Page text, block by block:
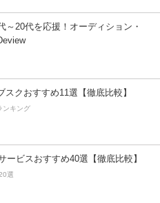
～20代を応援！オーディション・
スクおすすめ11選【徹底比較】
ンキング
ービスおすすめ40選【徹底比較】
選